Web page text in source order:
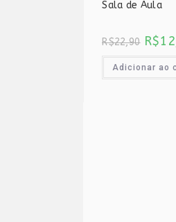
Sala de Aula
R$22,90 O
preço
era:
R$
Adicionar ao